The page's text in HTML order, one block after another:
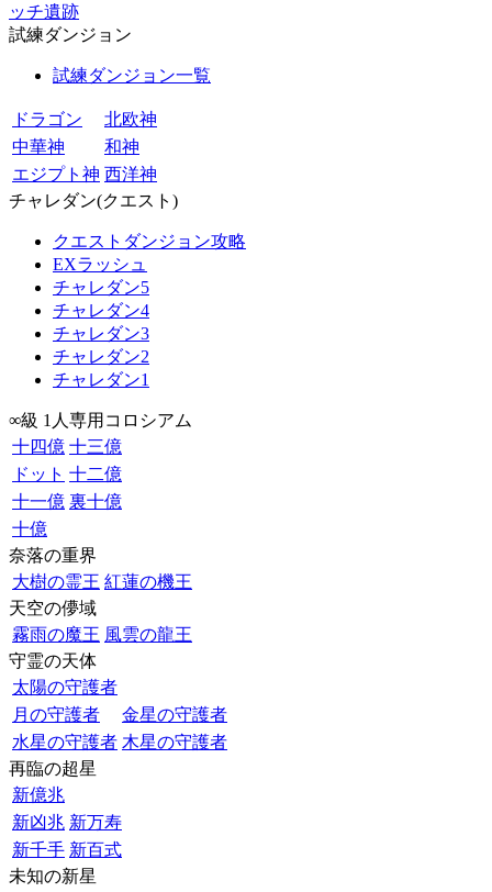
ッチ遺跡
試練ダンジョン
試練ダンジョン一覧
ドラゴン
北欧神
中華神
和神
エジプト神 西洋神
チャレダン(クエスト)
クエストダンジョン攻略
EXラッシュ
チャレダン5
チャレダン4
チャレダン3
チャレダン2
チャレダン1
∞級 1人専用コロシアム
十四億 十三億
ドット 十二億
十一億 裏十億
十億
奈落の重界
大樹の霊王 紅蓮の機王
天空の儚域
霧雨の魔王 風雲の龍王
守霊の天体
太陽の守護者
月の守護者
金星の守護者
水星の守護者 木星の守護者
再臨の超星
新億兆
新凶兆 新万寿
新千手 新百式
未知の新星